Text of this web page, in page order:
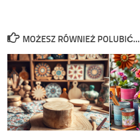
MOŻESZ RÓWNIEŻ POLUBIĆ…